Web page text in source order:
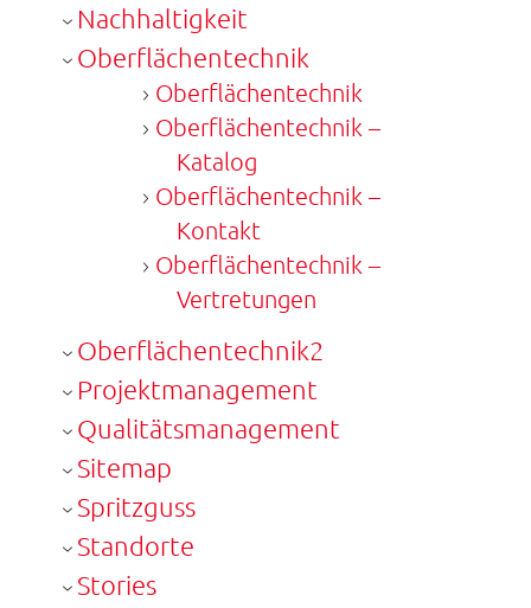
Nachhaltigkeit
Oberflächentechnik
Oberflächentechnik
Oberflächentechnik –
Katalog
Oberflächentechnik –
Kontakt
Oberflächentechnik –
Vertretungen
Oberflächentechnik2
Projektmanagement
Qualitätsmanagement
Sitemap
Spritzguss
Standorte
Stories